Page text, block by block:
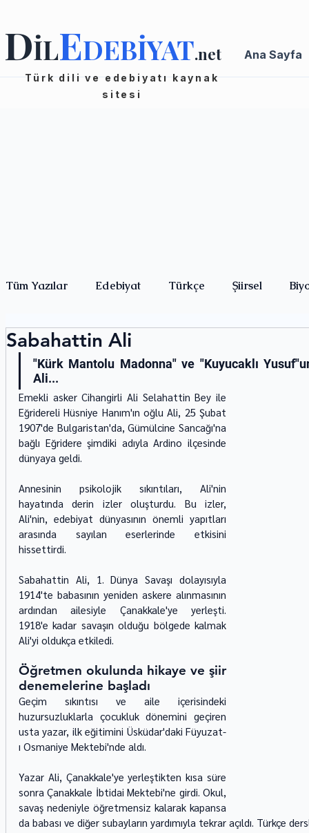
DİLEDEBİYAT.net Ana Sayfa
Türk dili ve edebiyatı kaynak
sitesi
Tüm Yazılar Edebiyat Türkçe Şiirsel
Sabahattin Ali
"Kürk Mantolu Madonna" ve "Kuyucaklı
Ali...
Emekli asker Cihangirli Ali Selahattin Bey ile
Eğridereli Hüsniye Hanım'ın oğlu Ali, 25 Şubat
1907'de Bulgaristan'da, Gümülcine Sancağı'na
bağlı Eğridere şimdiki adıyla Ardino ilçesinde
dünyaya geldi.
Annesinin psikolojik sıkıntıları, Ali'nin
hayatında derin izler oluşturdu. Bu izler,
Ali'nin, edebiyat dünyasının önemli yapıtları
arasında sayılan eserlerinde etkisini
hissettirdi.
Sabahattin Ali, 1. Dünya Savaşı dolayısıyla
1914'te babasının yeniden askere alınmasının
ardından ailesiyle Çanakkale'ye yerleşti.
1918'e kadar savaşın olduğu bölgede kalmak
Ali'yi oldukça etkiledi.
Öğretmen okulunda hikaye ve şiir
denemelerine başladı
Geçim sıkıntısı ve aile içerisindeki
huzursuzluklarla çocukluk dönemini geçiren
usta yazar, ilk eğitimini Üsküdar'daki Füyuzat-
ı Osmaniye Mektebi'nde aldı.
Yazar Ali, Çanakkale'ye yerleştikten kısa süre
sonra Çanakkale İbtidai Mektebi'ne girdi. Okul,
savaş nedeniyle öğretmensiz kalarak kapansa
da babası ve diğer subayların yardımıyla tekrar açıldı. Türkçe